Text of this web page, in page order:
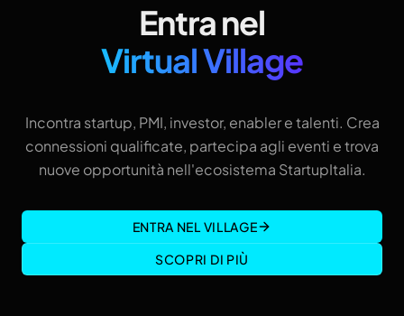
Entra nel
Virtual Village
Incontra startup, PMI, investor, enabler e talenti. Crea
connessioni qualificate, partecipa agli eventi e trova
nuove opportunità nell'ecosistema StartupItalia.
ENTRA NEL VILLAGE
SCOPRI DI PIÙ